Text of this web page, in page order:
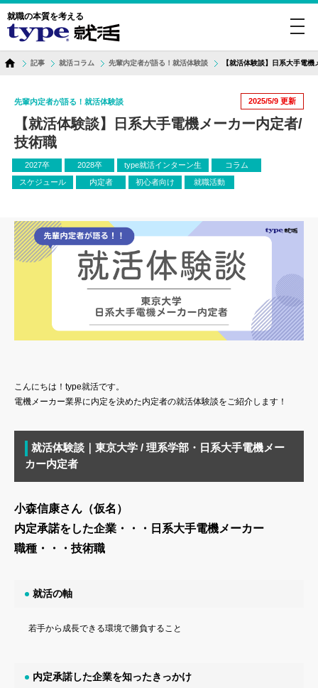
就職の本質を考える
記事 就活コラム 先輩内定者が語る！就活体験談 【就活体験談】日系大手電
2025/5/9 更新
先輩内定者が語る！就活体験談
【就活体験談】日系大手電機メーカー内定者/
技術職
2027卒 2028卒 type就活インターン生
コラム
スケジュール
内定者 初心者向け 就職活動
こんにちは！type就活です。
電機メーカー業界に内定を決めた内定者の就活体験談をご紹介します！
就活体験談｜東京大学 / 理系学部・日系大手電機メー
カー内定者
小森信康さん（仮名）
内定承諾をした企業・・・日系大手電機メーカー
職種・・・技術職
就活の軸
若手から成長できる環境で勝負すること
内定承諾した企業を知ったきっかけ